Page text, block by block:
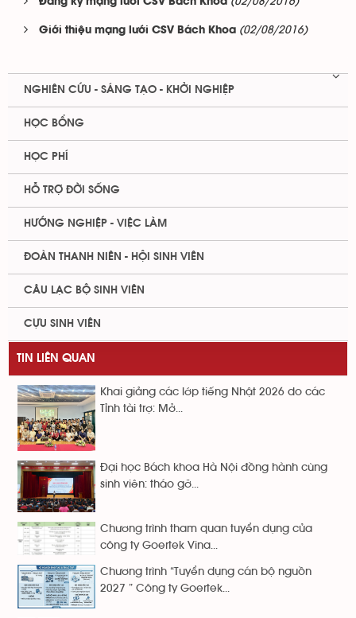
Giới thiệu mạng lưới CSV Bách Khoa (02/08/2016)
NGHIÊN CỨU - SÁNG TẠO - KHỞI NGHIỆP
HỌC BỔNG
HỌC PHÍ
HỖ TRỢ ĐỜI SỐNG
HƯỚNG NGHIỆP - VIỆC LÀM
ĐOÀN THANH NIÊN - HỘI SINH VIÊN
CÂU LẠC BỘ SINH VIÊN
CỰU SINH VIÊN
TIN LIÊN QUAN
Khai giảng các lớp tiếng Nhật 2026 do các
Tỉnh tài trợ: Mở...
Đại học Bách khoa Hà Nội đồng hành cùng
sinh viên: tháo gỡ...
Chương trình tham quan tuyển dụng của
công ty Goertek Vina...
Chương trình “Tuyển dụng cán bộ nguồn
2027 ” Công ty Goertek...